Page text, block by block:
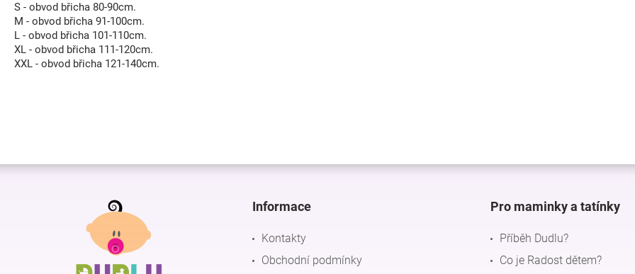
S - obvod břicha 80-90cm.
M - obvod břicha 91-100cm.
L - obvod břicha 101-110cm.
XL - obvod břicha 111-120cm.
XXL - obvod břicha 121-140cm.
Z
Informace
Kontakty
Obchodní podmínky
Pro maminky a tatínky
Příběh Dudlu?
Co je Radost dětem?